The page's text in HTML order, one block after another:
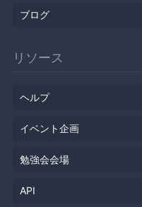
ブログ
リソース
ヘルプ
イベント企画
勉強会会場
API